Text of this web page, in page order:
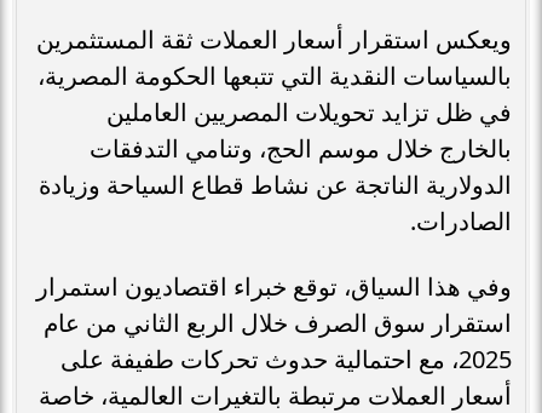
ويعكس استقرار أسعار العملات ثقة المستثمرين
بالسياسات النقدية التي تتبعها الحكومة المصرية،
في ظل تزايد تحويلات المصريين العاملين
بالخارج خلال موسم الحج، وتنامي التدفقات
الدولارية الناتجة عن نشاط قطاع السياحة وزيادة
الصادرات.
وفي هذا السياق، توقع خبراء اقتصاديون استمرار
استقرار سوق الصرف خلال الربع الثاني من عام
2025، مع احتمالية حدوث تحركات طفيفة على
أسعار العملات مرتبطة بالتغيرات العالمية، خاصة